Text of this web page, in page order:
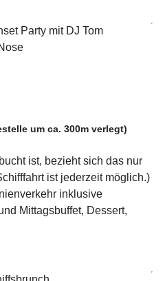
um ca. 300m verlegt)
ist, bezieht sich das nur
ist jederzeit möglich.)
inklusive
Mittagsbuffet, Dessert,